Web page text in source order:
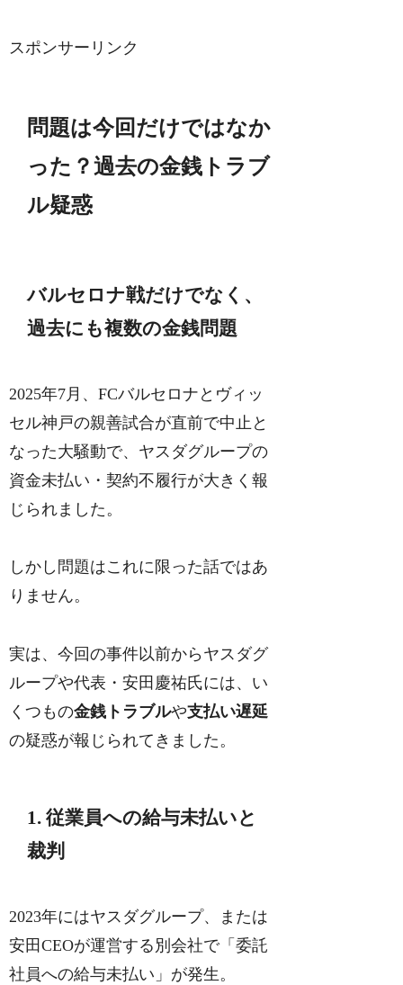
スポンサーリンク
問題は今回だけではなか
った？過去の金銭トラブ
ル疑惑
バルセロナ戦だけでなく、
過去にも複数の金銭問題
2025年7月、FCバルセロナとヴィッ
セル神戸の親善試合が直前で中止と
なった大騒動で、ヤスダグループの
資金未払い・契約不履行が大きく報
じられました。
しかし問題はこれに限った話ではあ
りません。
実は、今回の事件以前からヤスダグ
ループや代表・安田慶祐氏には、い
くつもの金銭トラブルや支払い遅延
の疑惑が報じられてきました。
1. 従業員への給与未払いと
裁判
2023年にはヤスダグループ、または
安田CEOが運営する別会社で「委託
社員への給与未払い」が発生。